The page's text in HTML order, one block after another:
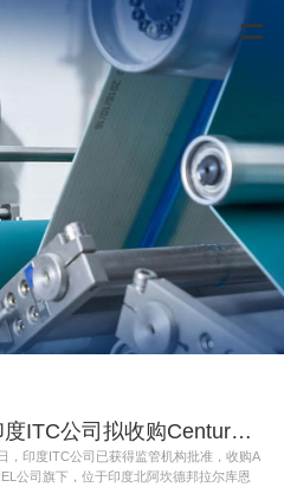
印度ITC公司拟收购Century Pulp & Paper公司
，印度ITC公司已获得监管机构批准，收购A
公司旗下，位于印度北阿坎德邦拉尔库恩